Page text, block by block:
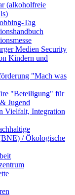
(alkoholfreie
Tag
Medien Security
Kindern und
"Mach was
"Beteiligung" für
Jugend
Vielfalt, Integration
/ Ökologische